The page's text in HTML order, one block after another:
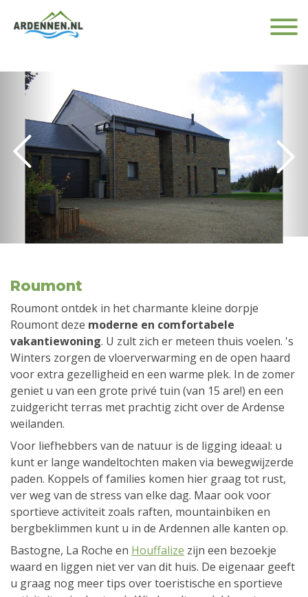
Roumont
Roumont ontdek in het charmante kleine dorpje
Roumont deze moderne en comfortabele
vakantiewoning. U zult zich er meteen thuis voelen. 's
Winters zorgen de vloerverwarming en de open haard
voor extra gezelligheid en een warme plek. In de zomer
geniet u van een grote privé tuin (van 15 are!) en een
zuidgericht terras met prachtig zicht over de Ardense
weilanden.
Voor liefhebbers van de natuur is de ligging ideaal: u
kunt er lange wandeltochten maken via bewegwijzerde
paden. Koppels of families komen hier graag tot rust,
ver weg van de stress van elke dag. Maar ook voor
sportieve activiteit zoals raften, mountainbiken en
bergbeklimmen kunt u in de Ardennen alle kanten op.
Bastogne, La Roche en Houffalize zijn een bezoekje
waard en liggen niet ver van dit huis. De eigenaar geeft
u graag nog meer tips over toeristische en sportieve